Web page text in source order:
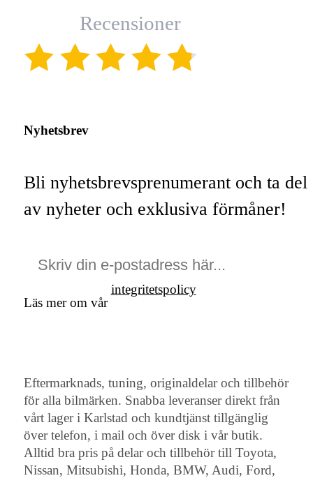
Recensioner
Nyhetsbrev
Bli nyhetsbrevsprenumerant och ta del
av nyheter och exklusiva förmåner!
Läs mer om vår
integritetspolicy
Eftermarknads, tuning, originaldelar och tillbehör
för alla bilmärken. Snabba leveranser direkt från
vårt lager i Karlstad och kundtjänst tillgänglig
över telefon, i mail och över disk i vår butik.
Alltid bra pris på delar och tillbehör till Toyota,
Nissan, Mitsubishi, Honda, BMW, Audi, Ford,